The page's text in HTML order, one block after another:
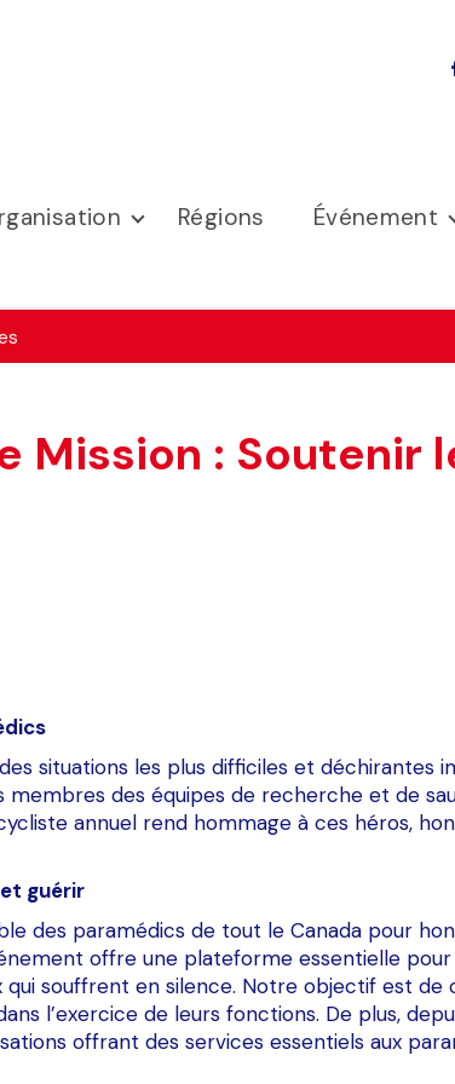
Régions Événement
Mission : Soutenir
situations les plus difficiles et déchirantes
membres des équipes de recherche et de
annuel rend hommage à ces héros,
guérir
des paramédics de tout le Canada pour
offre une plateforme essentielle
souffrent en silence. Notre objectif est
l’exercice de leurs fonctions. De plus,
offrant des services essentiels aux